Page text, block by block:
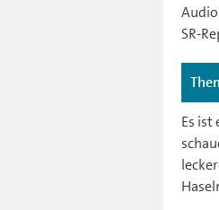
SR-
Es